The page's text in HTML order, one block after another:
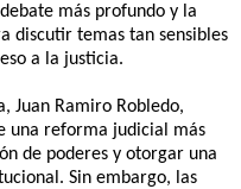
más profundo y la
discutir temas tan sensibles
a la justicia.
Juan Ramiro Robledo,
una reforma judicial más
de poderes y otorgar una
Sin embargo, las